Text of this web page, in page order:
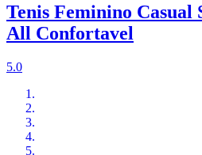
Tenis Feminino Casual
All Confortavel
5.0